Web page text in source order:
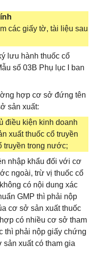
các giấy tờ, tài liệu sau
lưu hành thuốc cổ
số 03B Phụ lục I ban
hợp cơ sở đứng tên
sản xuất:
điều kiện kinh doanh
xuất thuốc cổ truyền
truyền trong nước;
nhập khẩu đối với cơ
ngoài, trừ vị thuốc cổ
có nội dung xác
GMP thì phải nộp
cơ sở sản xuất thuốc
có nhiều cơ sở tham
thì phải nộp giấy chứng
sản xuất có tham gia